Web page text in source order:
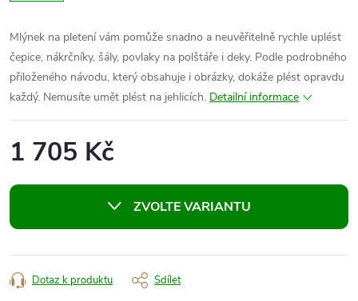
Mlýnek na pletení vám pomůže snadno a neuvěřitelně rychle uplést
čepice, nákrčníky, šály, povlaky na polštáře i deky. Podle podrobného
přiloženého návodu, který obsahuje i obrázky, dokáže plést opravdu
každý. Nemusíte umět plést na jehlicích. Detailní informace
1 705 Kč
cena:
ZVOLTE VARIANTU
Dotaz k produktu Sdílet